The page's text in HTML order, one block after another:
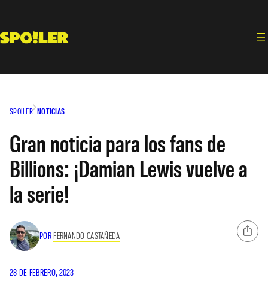
contenido
SPOILER NOTICIAS
Gran noticia para los fans de
Billions: ¡Damian Lewis vuelve a
la serie!
POR FERNANDO CASTAÑEDA
28 DE FEBRERO, 2023